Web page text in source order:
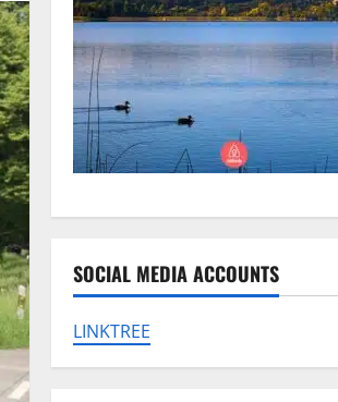
SOCIAL MEDIA ACCOUNTS
LINKTREE